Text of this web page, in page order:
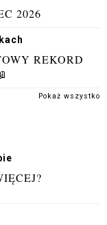
2026
REKORD
Pokaż wszystko